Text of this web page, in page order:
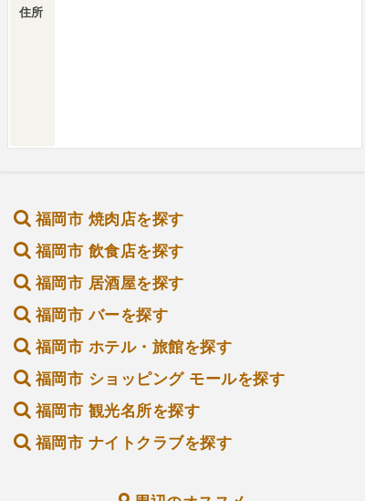
住所
福岡市 焼肉店を探す
福岡市 飲食店を探す
福岡市 居酒屋を探す
福岡市 バーを探す
福岡市 ホテル・旅館を探す
福岡市 ショッピング モールを探す
福岡市 観光名所を探す
福岡市 ナイトクラブを探す